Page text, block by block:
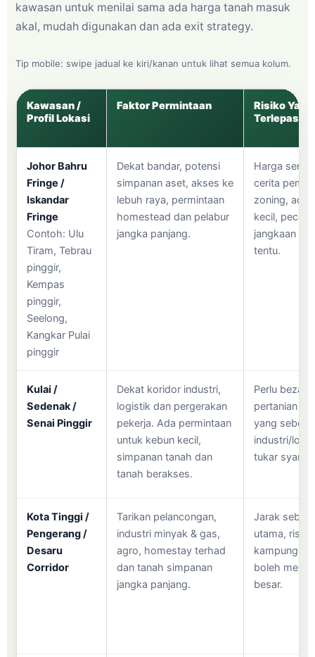
kawasan untuk menilai sama ada harga tanah masuk
akal, mudah digunakan dan ada exit strategy.
Tip mobile: swipe jadual ke kiri/kanan untuk lihat semua kolum.
Kawasan /
Profil Lokasi
Faktor Permintaan
Risiko
Terlepas
Johor Bahru
Fringe /
Iskandar
Fringe
Contoh: Ulu
Tiram, Tebrau
pinggir,
Kempas
pinggir,
Seelong,
Kangkar Pulai
pinggir
Dekat bandar, potensi
simpanan aset, akses ke
lebuh raya, permintaan
homestead dan pelabur
jangka panjang.
Harga
cerita
zoning,
kecil, pecah
jangkaan
tentu.
Kulai /
Sedenak /
Senai Pinggir
Dekat koridor industri,
logistik dan pergerakan
pekerja. Ada permintaan
untuk kebun kecil,
simpanan tanah dan
tanah berakses.
Perlu
pertanian
yang
industri/
tukar syarat.
Kota Tinggi /
Pengerang /
Desaru
Corridor
Tarikan pelancongan,
industri minyak & gas,
agro, homestay terhad
dan tanah simpanan
jangka panjang.
Jarak
utama,
kampung,
boleh
besar.